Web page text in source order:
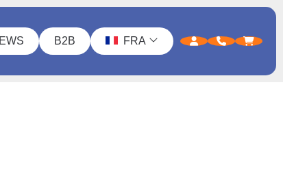
B2B FRA